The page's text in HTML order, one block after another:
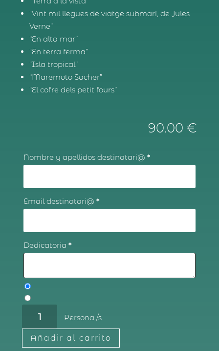
“Vint mil llegües de viatge submarí, de Jules
Verne”
“En alta mar”
“En terra ferma”
“Isla tropical”
“Maremoto Sacher”
“El cofre dels petit fours”
90.00€
Nombre y apellidos destinatari@ *
Email destinatari@ *
Dedicatoria *
degustación
cantidad
Añadir al carrito